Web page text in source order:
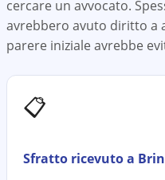
cercare un avvocato.
avrebbero avuto diritto a
parere iniziale avrebbe
📋
Sfratto ricevuto a